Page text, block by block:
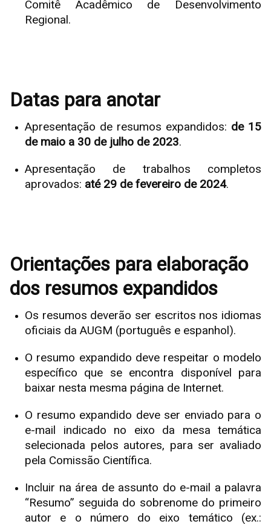
Comitê Acadêmico de Desenvolvimento
Regional.
Datas para anotar
Apresentação de resumos expandidos: de 15
de maio a 30 de julho de 2023.
Apresentação de trabalhos completos
aprovados: até 29 de fevereiro de 2024.
Orientações para elaboração
dos resumos expandidos
Os resumos deverão ser escritos nos idiomas
oficiais da AUGM (português e espanhol).
O resumo expandido deve respeitar o modelo
específico que se encontra disponível para
baixar nesta mesma página de Internet.
O resumo expandido deve ser enviado para o
e-mail indicado no eixo da mesa temática
selecionada pelos autores, para ser avaliado
pela Comissão Científica.
Incluir na área de assunto do e-mail a palavra
“Resumo” seguida do sobrenome do primeiro
autor e o número do eixo temático (ex.: